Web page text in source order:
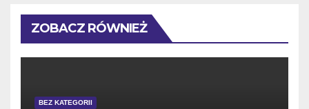
ZOBACZ RÓWNIEŻ
BEZ KATEGORII